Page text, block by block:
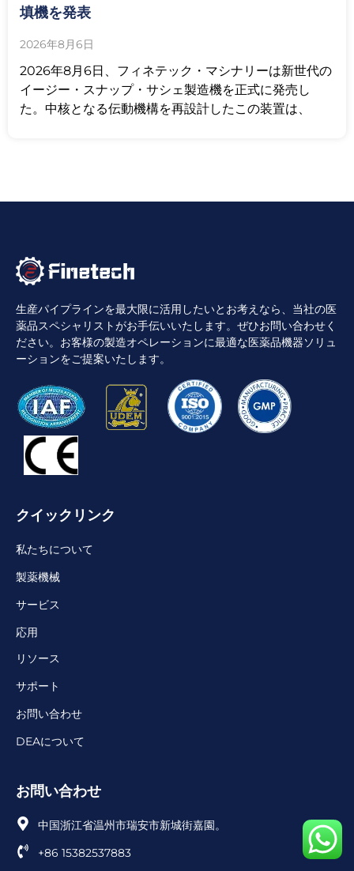
填機を発表
2026年8月6日
2026年8月6日、フィネテック・マシナリーは新世代の
イージー・スナップ・サシェ製造機を正式に発売し
た。中核となる伝動機構を再設計したこの装置は、
生産パイプラインを最大限に活用したいとお考えなら、当社の医
薬品スペシャリストがお手伝いいたします。ぜひお問い合わせく
ださい。お客様の製造オペレーションに最適な医薬品機器ソリュ
ーションをご提案いたします。
クイックリンク
私たちについて
製薬機械
サービス
応用
リソース
サポート
お問い合わせ
DEAについて
お問い合わせ
中国浙江省温州市瑞安市新城街嘉園。
+86 15382537883